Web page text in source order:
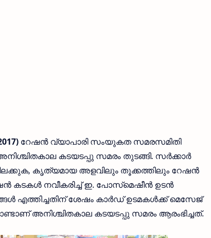
റേഷന്‍ വ്യാപാരി സംയുകത സമരസമിതി
കടയടപ്പു സമരം തുടങ്ങി. സര്‍ക്കാര്‍
കൃത്യമായ അളവിലും തൂക്കത്തിലും റേഷന്‍
കടകള്‍ നവീകരിച്ച് ഇ. പോസ്‌മെഷീന്‍ ഉടന്‍
എത്തിച്ചതിന് ശേഷം കാര്‍ഡ് ഉടമകള്‍ക്ക് മെസേജ്
അനിശ്ചിതകാല കടയടപ്പു സമരം ആരംഭിച്ചത്.